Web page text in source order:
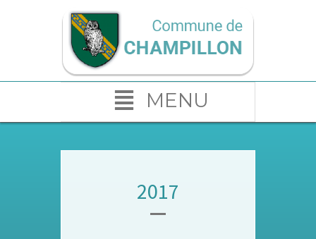
MENU
2017